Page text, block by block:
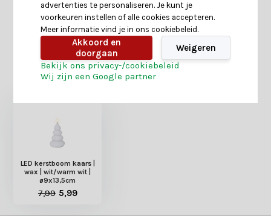
Heb je nog interesse in deze recent bekeken
producten?
LED kerstboom kaars |
wax | wit/warm wit |
ø9x13,5cm
7,99 5,99
advertenties te personaliseren. Je kunt je
voorkeuren instellen of alle cookies accepteren.
Meer informatie vind je in ons cookiebeleid.
Akkoord en
doorgaan
Weigeren
Bekijk ons privacy-/cookiebeleid
Wij zijn een Google partner